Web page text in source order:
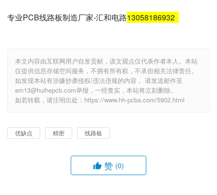
专业PCB线路板制造厂家-汇和电路13058186932
本文内容由互联网用户自发贡献，该文观点仅代表作者本人。本站
仅提供信息存储空间服务，不拥有所有权，不承担相关法律责任。
如发现本站有涉嫌抄袭侵权/违法违规的内容， 请发送邮件至
em13@huihepcb.com举报，一经查实，本站将立刻删除。
如若转载，请注明出处：https://www.hh-pcba.com/5902.html
优缺点 精密 线路板
赞 (0)